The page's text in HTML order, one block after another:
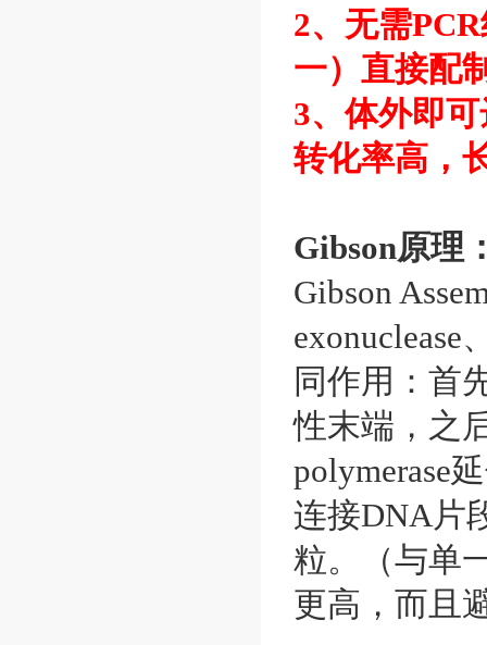
2、无需
一）直接配
3、体外即
转化率高，
Gibson原理
Gibson
exonuclease
同作用：首
性末端，之
polymerase
连接DNA片
粒。（与单
更高，而且